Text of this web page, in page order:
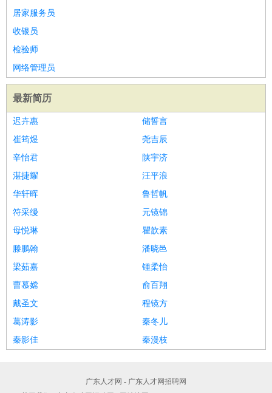
居家服务员
收银员
检验师
网络管理员
最新简历
迟卉惠
储誓言
崔筠煜
尧吉辰
辛怡君
陕宇济
湛捷耀
汪平浪
华轩晖
鲁哲帆
符采缦
元镜锦
母悦琳
瞿歆素
滕鹏翰
潘晓邑
梁茹嘉
锺柔怡
曹慕嫦
俞百翔
戴圣文
程镜方
葛涛影
秦冬儿
秦影佳
秦漫枝
广东人才网 - 广东人才网招聘网